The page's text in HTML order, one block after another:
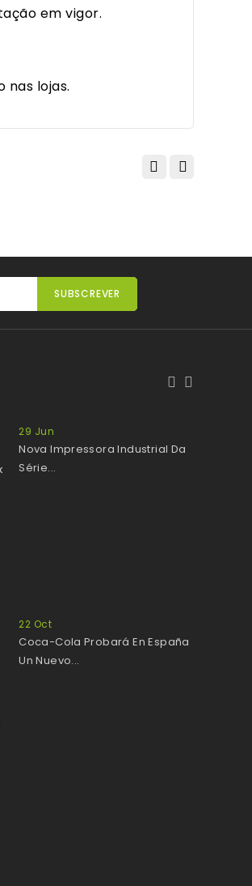
em vigor.
nas lojas.
29 Jun
Nova Impressora Industrial Da
Série...
22 Oct
Coca-Cola Probará En España
Un Nuevo...